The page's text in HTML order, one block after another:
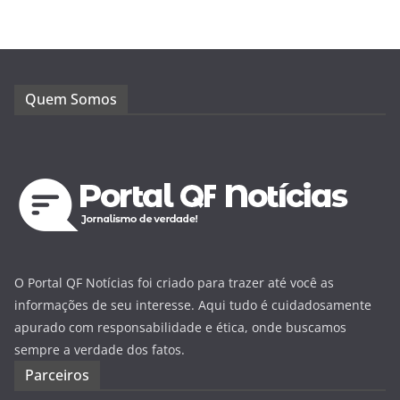
Quem Somos
O Portal QF Notícias foi criado para trazer até você as
informações de seu interesse. Aqui tudo é cuidadosamente
apurado com responsabilidade e ética, onde buscamos
sempre a verdade dos fatos.
Parceiros